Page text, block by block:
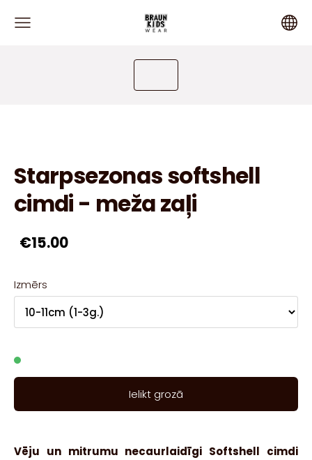
Starpsezonas softshell
cimdi - meža zaļi
€15.00
Izmērs
Ielikt grozā
Vēju un mitrumu necaurlaidīgi Softshell cimdi